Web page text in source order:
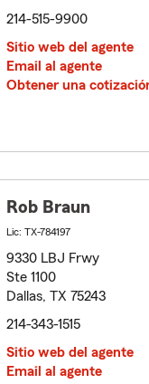
214-515-9900
Sitio web del agente
Email al agente
Obtener una
Rob Braun
Lic: TX-784197
9330 LBJ Frwy
Ste 1100
Dallas, TX 75243
214-343-1515
Sitio web del agente
Email al agente